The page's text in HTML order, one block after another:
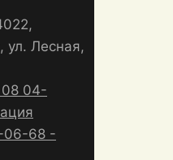
ул. Лесная,
08 04-
06-68 -